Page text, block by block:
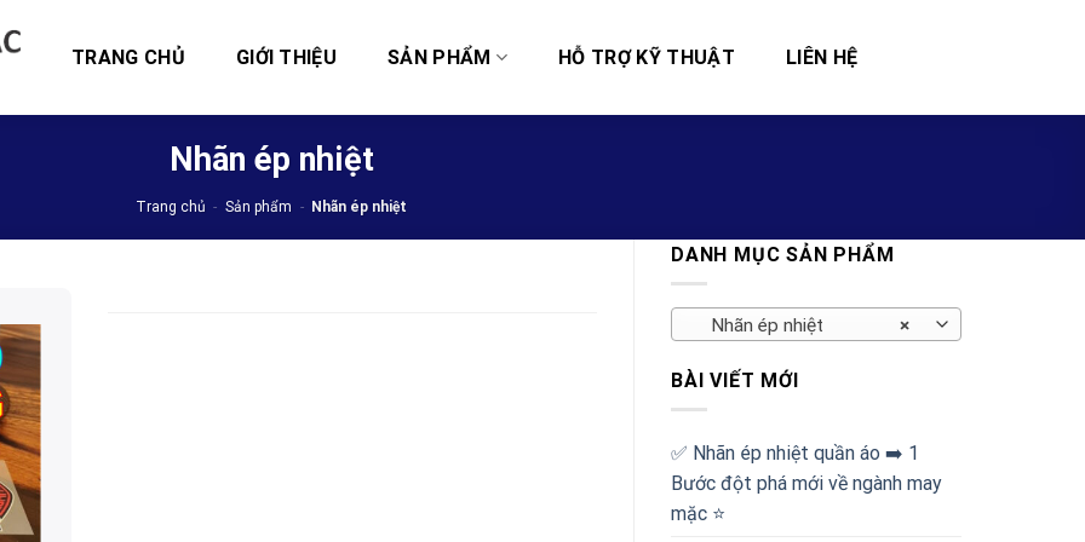
TRANG CHỦ GIỚI THIỆU SẢN PHẨM HỖ TRỢ KỸ THUẬT LIÊN HỆ
Nhãn ép nhiệt
Trang chủ - Sản phẩm - Nhãn ép nhiệt
DANH MỤC SẢN PHẨM
×
Nhãn ép nhiệt
BÀI VIẾT MỚI
✅‪ Nhãn ép nhiệt quần áo ➡️ 1
Bước đột phá mới về ngành may
mặc ⭐️